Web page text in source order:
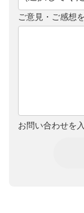
ご意見・ご感想
お問い合わせを